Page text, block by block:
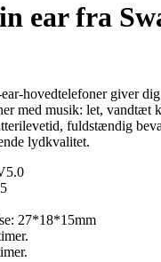
ear fra
hovedtelefoner giver
med musik: let, vandtæt
fuldstændig
lydkvalitet.
27*18*15mm